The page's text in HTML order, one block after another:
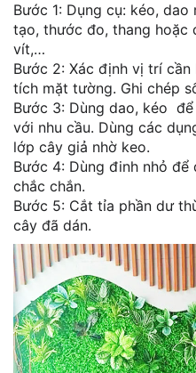
Bước 1: Dụng cụ: kéo,
tạo, thước đo, thang hoặc
vít,…
Bước 2: Xác định vị trí
tích mặt tường. Ghi chép
Bước 3: Dùng dao, kéo
với nhu cầu. Dùng các
lớp cây giả nhờ keo.
Bước 4: Dùng đinh nhỏ
chắc chắn.
Bước 5: Cắt tỉa phần dư
cây đã dán.